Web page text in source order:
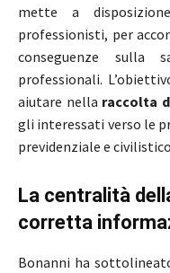
mette a
professionisti, per
conseguenze sulla
professionali.
aiutare nella raccolta
gli interessati verso le
previdenziale e
La centralità
corretta
Bonanni ha